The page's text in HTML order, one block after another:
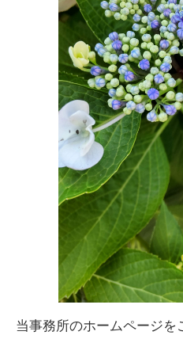
当事務所のホームページ